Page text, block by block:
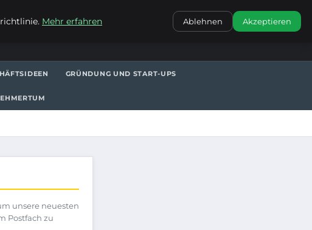
KONTAKT
GRÜNDUNG UND START-UPS
unsere neuesten
Postfach zu
Mehr erfahren Ablehnen Akzeptieren